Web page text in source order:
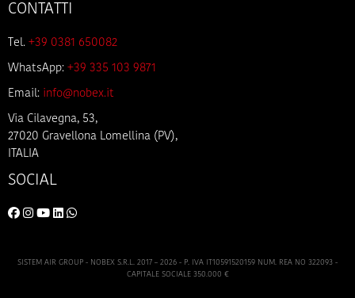
CONTATTI
Tel. +39 0381 650082
WhatsApp: +39 335 103 9871
Email: info@nobex.it
Via Cilavegna, 53,
27020 Gravellona Lomellina (PV),
ITALIA
SOCIAL
SISTEM AIR GROUP - NOBEX S.R.L. 2017 – 2026 - P. IVA IT10591520159 NUM. REA NO 322093 -
CAPITALE SOCIALE 350.000 €